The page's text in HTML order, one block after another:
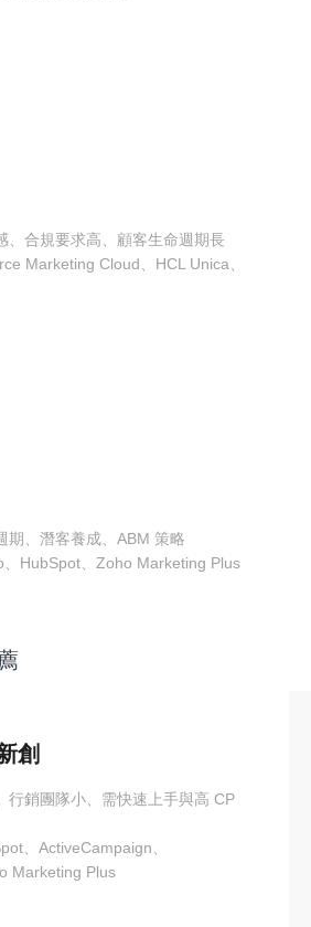
、合規要求高、顧客生命週期長
Marketing Cloud、HCL Unica、
期、潛客養成、ABM 策略
、HubSpot、Zoho Marketing Plus
創
行銷團隊小、需快速上手與高 CP
、ActiveCampaign、
Marketing Plus